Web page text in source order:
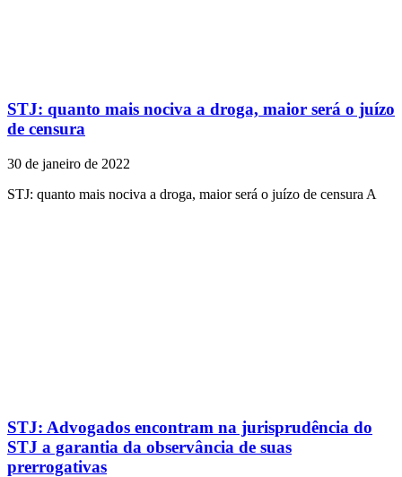
STJ: quanto mais nociva a droga, maior será o juízo
de censura
30 de janeiro de 2022
STJ: quanto mais nociva a droga, maior será o juízo de censura A
STJ: Advogados encontram na jurisprudência do
STJ a garantia da observância de suas
prerrogativas